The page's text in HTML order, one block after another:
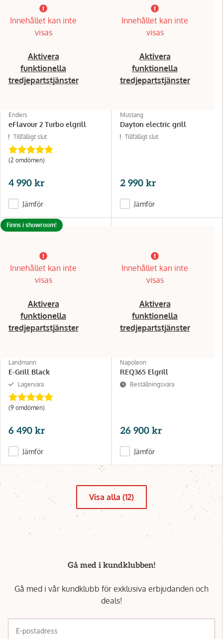
Innehållet kan inte
visas
Aktivera
funktionella
tredjepartstjänster
Enders
eFlavour 2 Turbo elgrill
Tillfälligt slut
(2 omdömen)
4 990 kr
Jämför
Innehållet kan inte
visas
Aktivera
funktionella
tredjepartstjänster
Mustang
Dayton electric grill
Tillfälligt slut
2 990 kr
Jämför
Innehållet kan inte
visas
Aktivera
funktionella
tredjepartstjänster
Landmann
E-Grill Black
Lagervara
(9 omdömen)
Finns i showroom!
6 490 kr
Jämför
Innehållet kan inte
visas
Aktivera
funktionella
tredjepartstjänster
Napoleon
REQ365 Elgrill
Beställningsvara
26 900 kr
Jämför
Visa alla (12)
Gå med i kundklubben!
Gå med i vår kundklubb för exklusiva erbjudanden och
deals!
E-postadress